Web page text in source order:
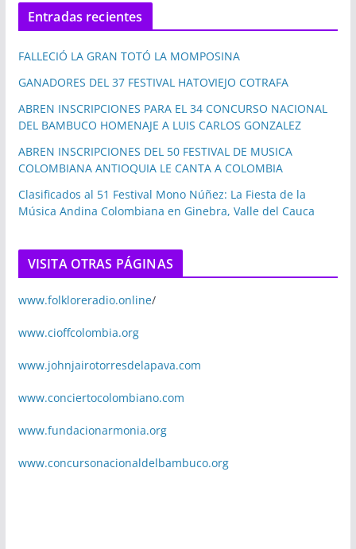
Entradas recientes
FALLECIÓ LA GRAN TOTÓ LA MOMPOSINA
GANADORES DEL 37 FESTIVAL HATOVIEJO COTRAFA
ABREN INSCRIPCIONES PARA EL 34 CONCURSO NACIONAL
DEL BAMBUCO HOMENAJE A LUIS CARLOS GONZALEZ
ABREN INSCRIPCIONES DEL 50 FESTIVAL DE MUSICA
COLOMBIANA ANTIOQUIA LE CANTA A COLOMBIA
Clasificados al 51 Festival Mono Núñez: La Fiesta de la
Música Andina Colombiana en Ginebra, Valle del Cauca
VISITA OTRAS PÁGINAS
www.folkloreradio.online/
www.cioffcolombia.org
www.johnjairotorresdelapava.com
www.conciertocolombiano.com
www.fundacionarmonia.org
www.concursonacionaldelbambuco.org